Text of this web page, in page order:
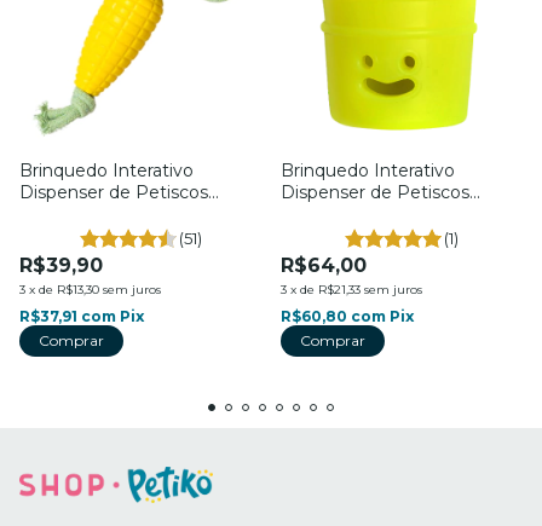
Brinquedo Interativo
Dispenser de Petiscos
Cães - Petiko
(51)
R$39,90
3 x de R$13,30 sem juros
R$37,91 com Pix
Comprar
Brinquedo Interativo
Dispenser de Petiscos
G. - Petiko
(1)
R$64,00
3 x de R$21,33 sem juros
R$60,80 com Pix